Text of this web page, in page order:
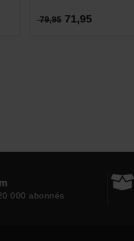
79,9571,95
000 abonnés